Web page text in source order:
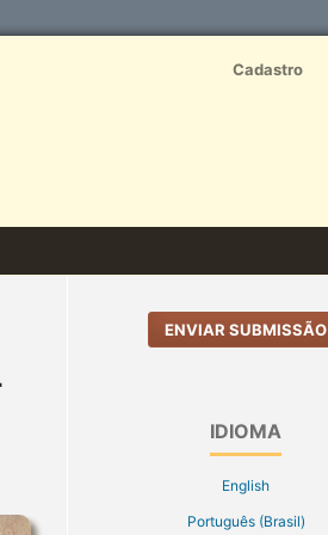
Cadastro
ENVIAR SUBMISSÃO
IDIOMA
English
Português (Brasil)